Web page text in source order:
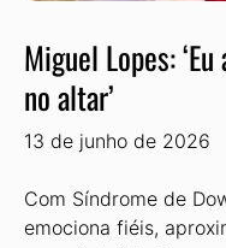
Miguel Lopes:
no altar’
13 de junho de 2026
Com Síndrome de
emociona fiéis,